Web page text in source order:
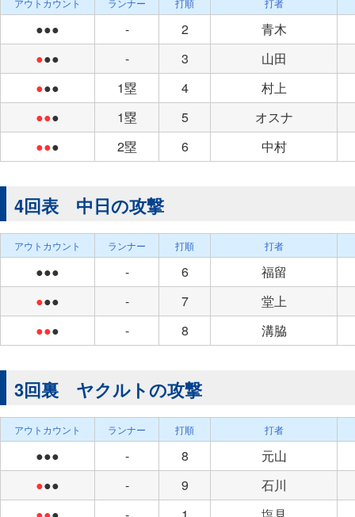
アウトカウント ランナー 打順 打者
●●● - 2
青木
●●● - 3
山田
●●● 1塁 4
村上
●●● 1塁 5
オスナ
●●● 2塁 6 中村
4回表 中日の攻撃
アウトカウント ランナー 打順 打者
●●● - 6
福留
●●● - 7
堂上
●●● - 8 溝脇
3回裏 ヤクルトの攻撃
アウトカウント ランナー 打順 打者
●●● - 8
元山
●●● - 9
石川